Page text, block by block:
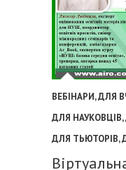
ВЕБІНАРИ,ДЛЯ
ДЛЯ НАУКОВЦІВ,
ДЛЯ ТЬЮТОРІВ,